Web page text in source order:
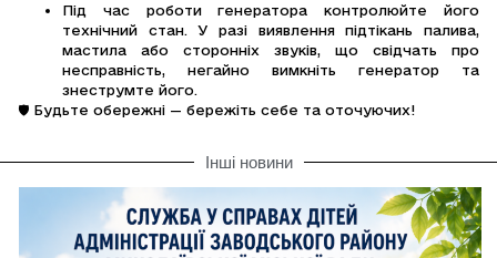
Під час роботи генератора контролюйте його
технічний стан. У разі виявлення підтікань палива,
мастила або сторонніх звуків, що свідчать про
несправність, негайно вимкніть генератор та
знеструмте його.
🛡 Будьте обережні — бережіть себе та оточуючих!
Інші новини